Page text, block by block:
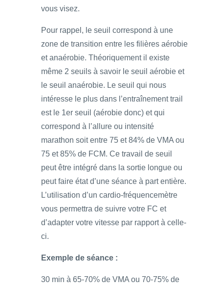
vous visez.
Pour rappel, le seuil correspond à une
zone de transition entre les filières aérobie
et anaérobie. Théoriquement il existe
même 2 seuils à savoir le seuil aérobie et
le seuil anaérobie. Le seuil qui nous
intéresse le plus dans l’entraînement trail
est le 1er seuil (aérobie donc) et qui
correspond à l’allure ou intensité
marathon soit entre 75 et 84% de VMA ou
75 et 85% de FCM. Ce travail de seuil
peut être intégré dans la sortie longue ou
peut faire état d’une séance à part entière.
L’utilisation d’un cardio-fréquencemètre
vous permettra de suivre votre FC et
d’adapter votre vitesse par rapport à celle-
ci.
Exemple de séance :
30 min à 65-70% de VMA ou 70-75% de